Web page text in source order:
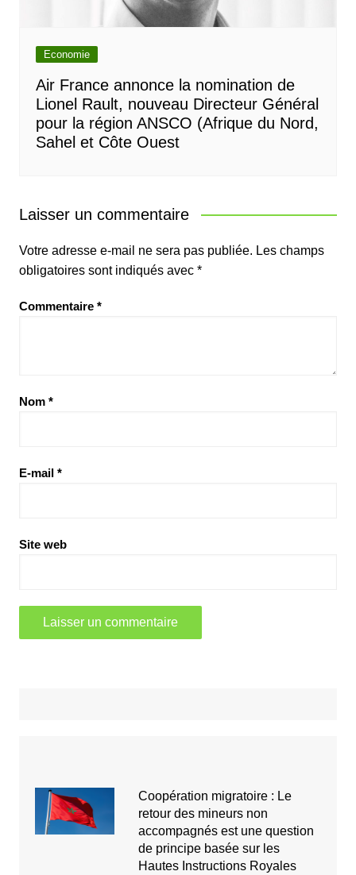
Economie
Air France annonce la nomination de
Lionel Rault, nouveau Directeur Général
pour la région ANSCO (Afrique du Nord,
Sahel et Côte Ouest
Laisser un commentaire
Votre adresse e-mail ne sera pas publiée. Les champs
obligatoires sont indiqués avec *
Commentaire *
Nom *
E-mail *
Site web
Coopération migratoire : Le
retour des mineurs non
accompagnés est une question
de principe basée sur les
Hautes Instructions Royales